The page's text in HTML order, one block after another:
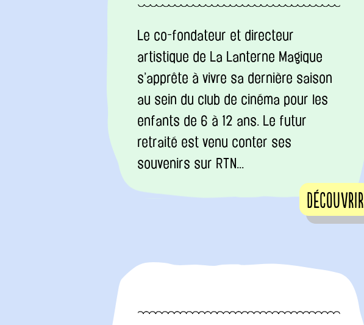
Le co-fondateur et directeur
artistique de La Lanterne Magique
s’apprête à vivre sa dernière saison
au sein du club de cinéma pour les
enfants de 6 à 12 ans. Le futur
retraité est venu conter ses
souvenirs sur RTN...
Découvrir